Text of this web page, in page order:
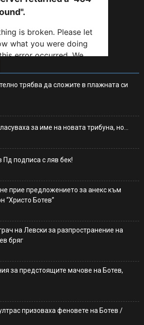
трябва да сложите в плажната си
за име на новата трибуна, но…
подписа с ляв бек!
прие предложението за анекс към
“Христо Ботев”
на Левски за разпространение на
бряг
за предстоящите мачове на Ботев,
призоваха феновете на Ботев /